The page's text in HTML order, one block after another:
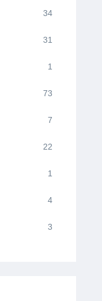
34
31
1
73
7
22
1
4
3